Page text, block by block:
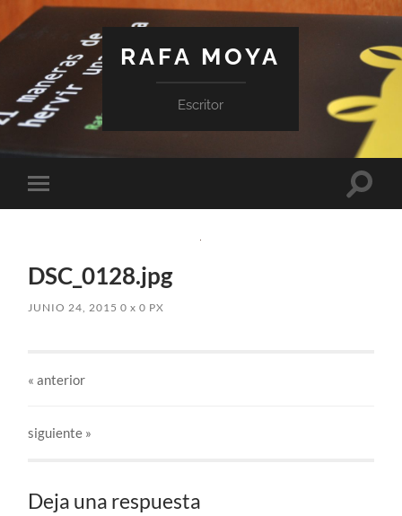
RAFA MOYA
Escritor
Alternar
el
DSC_0128.jpg
JUNIO 24, 2015 0x 0 PX
«anterior
siguiente »
Deja una respuesta